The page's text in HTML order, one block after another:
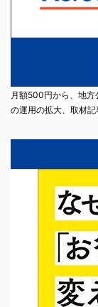
月額500円から、地
の運用の拡大、取材